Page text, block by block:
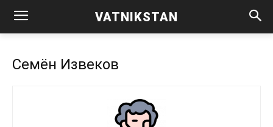
VATNIKSTAN
Семён Извеков